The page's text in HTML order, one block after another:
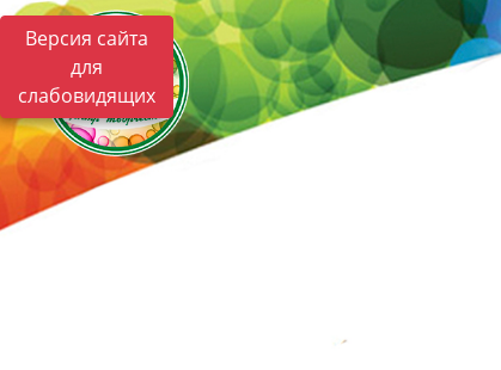
Версия сайта
для
слабовидящих